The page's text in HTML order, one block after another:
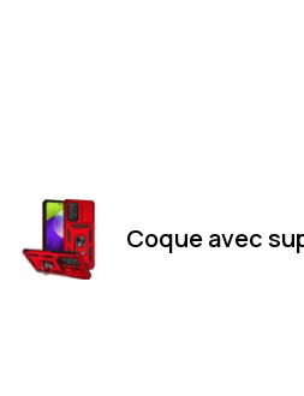
Coque avec